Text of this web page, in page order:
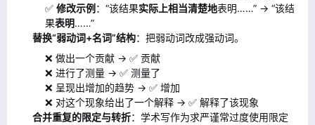
✅ 修改示例 ：“该结果实际上相当清楚地表明……” → “该结
果表明……”
替换“弱动词+名词”结构：把弱动词改成强动词。
❌ 做出一个贡献 → ✅ 贡献
❌ 进行了测量 → ✅ 测量了
❌ 呈现出增加的趋势 → ✅ 增加
❌ 对这个现象给出了一个解释 → ✅ 解释了该现象
合并重复的限定与转折：学术写作为求严谨常过度使用限定